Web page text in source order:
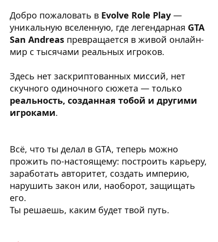
Добро пожаловать в Evolve Role Play —
уникальную вселенную, где легендарная GTA
San Andreas превращается в живой онлайн-
мир с тысячами реальных игроков.
Здесь нет заскриптованных миссий, нет
скучного одиночного сюжета — только
реальность, созданная тобой и другими
игроками.
Всё, что ты делал в GTA, теперь можно
прожить по-настоящему: построить карьеру,
заработать авторитет, создать империю,
нарушить закон или, наоборот, защищать
его.
Ты решаешь, каким будет твой путь.